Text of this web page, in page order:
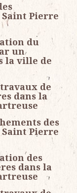
Pierre
du
un
la ville de
de
dans la
des
Pierre
des
dans la